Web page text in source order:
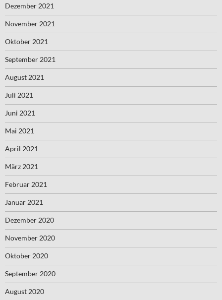
Dezember 2021
November 2021
Oktober 2021
September 2021
August 2021
Juli 2021
Juni 2021
Mai 2021
April 2021
März 2021
Februar 2021
Januar 2021
Dezember 2020
November 2020
Oktober 2020
September 2020
August 2020